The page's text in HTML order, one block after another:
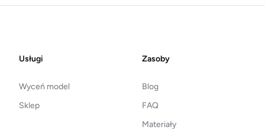
FooterUsługi
Wyceń model
Sklep
Zasoby
Blog
FAQ
Materiały